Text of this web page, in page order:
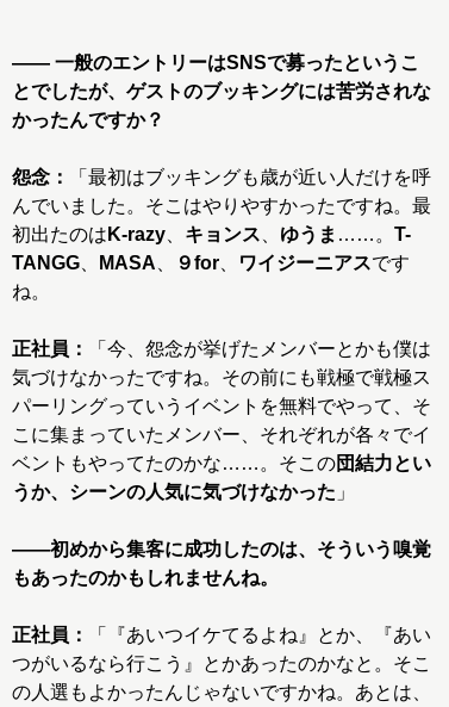
―― 一般のエントリーはSNSで募ったというこ
とでしたが、ゲストのブッキングには苦労されな
かったんですか？
怨念：
「最初はブッキングも歳が近い人だけを呼
んでいました。そこはやりやすかったですね。最
初出たのは K-razy キョンス ゆうま ……。 T-
TANGG
MASA ９for ワイジーニアスです
ね。
正社員：
「今、怨念が挙げたメンバーとかも僕は
気づけなかったですね。その前にも戦極で戦極ス
パーリングっていうイベントを無料でやって、そ
こに集まっていたメンバー、それぞれが各々でイ
ベントもやってたのかな……。そこの団結力とい
うか、シーンの人気に気づけなかった 」
――初めから集客に成功したのは、そういう嗅覚
もあったのかもしれませんね。
正社員：
「『あいつイケてるよね』とか、『あい
つがいるなら行こう』とかあったのかなと。そこ
の人選もよかったんじゃないですかね。あとは、